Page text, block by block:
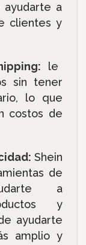
ayudarte a
clientes y
le
sin tener
lo que
costos de
Shein
de
a
y
ayudarte
amplio y